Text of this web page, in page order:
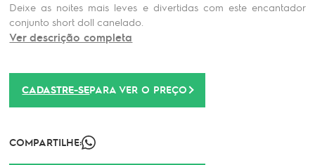
Deixe as noites mais leves e divertidas com este encantador
conjunto short doll canelado.
Ver descrição completa
CADASTRE-SEPARA VER O PREÇO
COMPARTILHE: